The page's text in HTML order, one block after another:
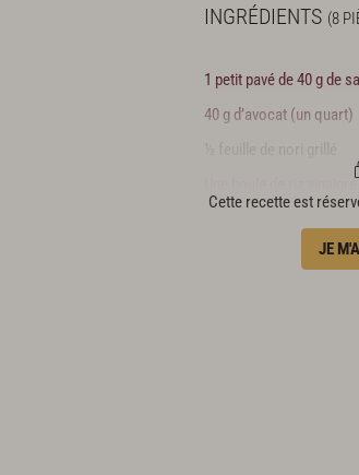
INGRÉDIENTS (8
1 petit pavé de 40 g de
40 g d’avocat (un quart)
Une boule de riz vinaigré
4 c. à s. de sésame grillé
Cette recette est
JE